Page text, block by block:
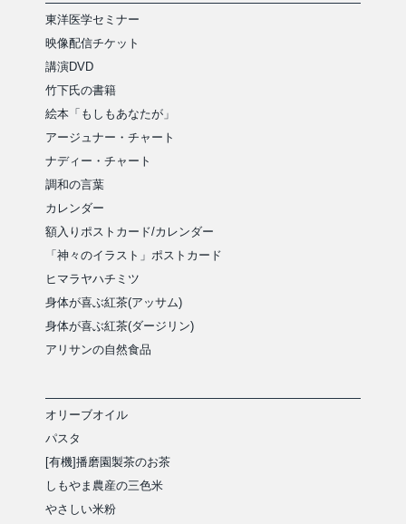
東洋医学セミナー
映像配信チケット
講演DVD
竹下氏の書籍
絵本「もしもあなたが」
アージュナー・チャート
ナディー・チャート
調和の言葉
カレンダー
額入りポストカード/カレンダー
「神々のイラスト」ポストカード
ヒマラヤハチミツ
身体が喜ぶ紅茶(アッサム)
身体が喜ぶ紅茶(ダージリン)
アリサンの自然食品
オリーブオイル
パスタ
[有機]播磨園製茶のお茶
しもやま農産の三色米
やさしい米粉